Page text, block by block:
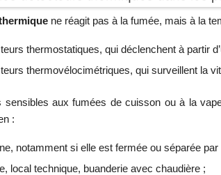
ne réagit pas à la fumée, mais à la
thermostatiques, qui déclenchent à partir
thermovélocimétriques, qui surveillent la
sensibles aux fumées de cuisson ou à la
:
notamment si elle est fermée ou séparée par
local technique, buanderie avec chaudière ;